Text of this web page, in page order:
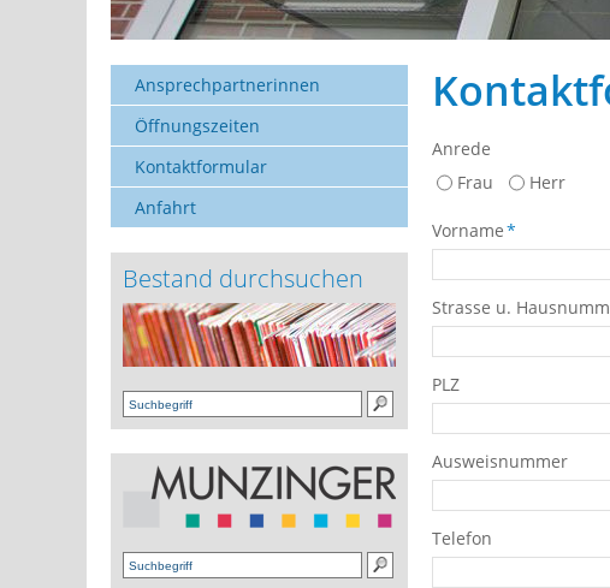
Ansprechpartnerinnen
Öffnungszeiten
Kontaktformular
Anfahrt
Bestand durchsuchen
Anrede
Frau
Herr
Vorname*
Strasse u.
PLZ
Ausweisnummer
Telefon